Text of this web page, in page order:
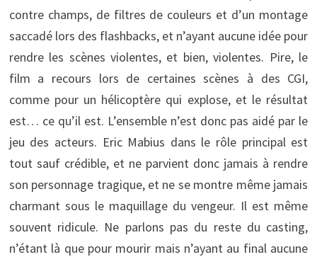
contre champs, de filtres de couleurs et d’un montage
saccadé lors des flashbacks, et n’ayant aucune idée pour
rendre les scènes violentes, et bien, violentes. Pire, le
film a recours lors de certaines scènes à des CGI,
comme pour un hélicoptère qui explose, et le résultat
est… ce qu’il est. L’ensemble n’est donc pas aidé par le
jeu des acteurs. Eric Mabius dans le rôle principal est
tout sauf crédible, et ne parvient donc jamais à rendre
son personnage tragique, et ne se montre même jamais
charmant sous le maquillage du vengeur. Il est même
souvent ridicule. Ne parlons pas du reste du casting,
n’étant là que pour mourir mais n’ayant au final aucune